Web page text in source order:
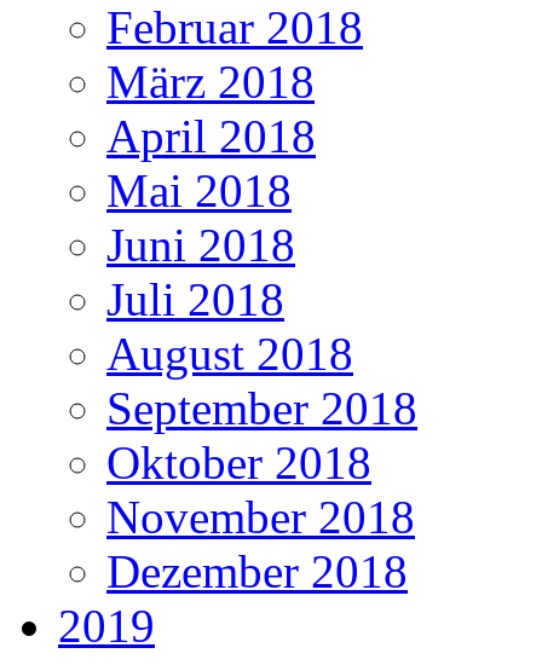
Februar 2018
März 2018
April 2018
Mai 2018
Juni 2018
Juli 2018
August 2018
September 2018
Oktober 2018
November 2018
Dezember 2018
2019